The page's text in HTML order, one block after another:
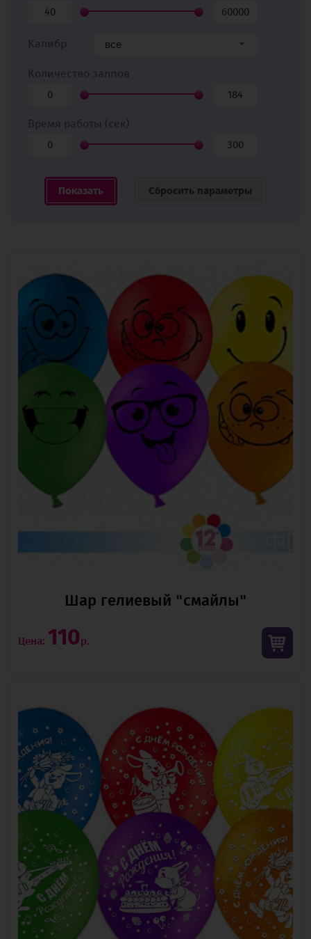
Калибр все
Количество залпов
Время работы (сек)
Сбросить параметры
Шар гелиевый "смайлы"
Цена: 110р.